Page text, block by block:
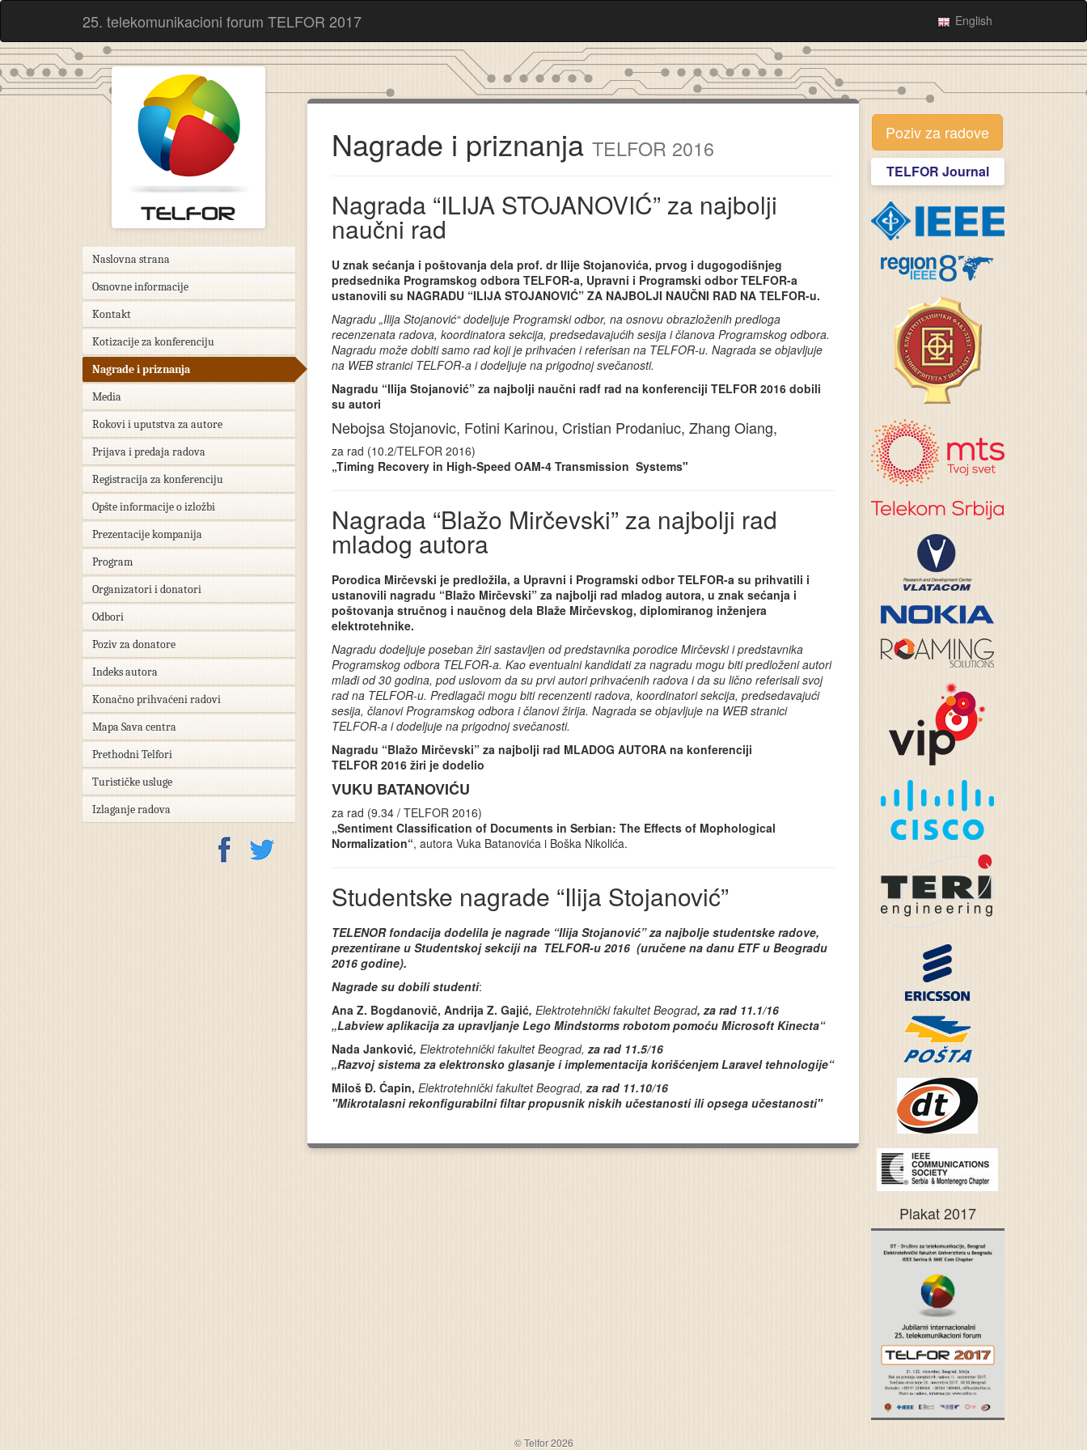
25. telekomunikacioni forum TELFOR 2017 English
Naslovna strana
Osnovne informacije
Kontakt
Kotizacije za konferenciju
Nagrade i priznanja
Media
Rokovi i uputstva za autore
Prijava i predaja radova
Registracija za konferenciju
Opšte informacije o izložbi
Prezentacije kompanija
Program
Organizatori i donatori
Odbori
Poziv za donatore
Indeks autora
Konačno prihvaćeni radovi
Mapa Sava centra
Prethodni Telfori
Turističke usluge
Izlaganje radova
Nagrade i priznanja TELFOR 2016
Nagrada “ILIJA STOJANOVIĆ” za najbolji
naučni rad
U znak sećanja i poštovanja dela prof. dr Ilije Stojanovića, prvog i dugogodišnjeg
predsednika Programskog odbora TELFOR-a, Upravni i Programski odbor TELFOR-a
ustanovili su NAGRADU “ILIJA STOJANOVIĆ” ZA NAJBOLJI NAUČNI RAD NA TELFOR-u.
Nagradu „Ilija Stojanović“ dodeljuje Programski odbor, na osnovu obrazloženih predloga
recenzenata radova, koordinatora sekcija, predsedavajućih sesija i članova Programskog odbora.
Nagradu može dobiti samo rad koji je prihvaćen i referisan na TELFOR-u. Nagrada se objavljuje
na WEB stranici TELFOR-a i dodeljuje na prigodnoj svečanosti.
Nagradu “Ilija Stojanović” za najbolji naučni radf rad na konferenciji TELFOR 2016 dobili
su autori
Nebojsa Stojanovic, Fotini Karinou, Cristian Prodaniuc, Zhang Oiang,
za rad (10.2/TELFOR 2016)
„Timing Recovery in High-Speed OAM-4 Transmission Systems"
Nagrada “Blažo Mirčevski” za najbolji rad
mladog autora
Porodica Mirčevski je predložila, a Upravni i Programski odbor TELFOR-a su prihvatili i
ustanovili nagradu “Blažo Mirčevski” za najbolji rad mladog autora, u znak sećanja i
poštovanja stručnog i naučnog dela Blaže Mirčevskog, diplomiranog inženjera
elektrotehnike.
Nagradu dodeljuje poseban žiri sastavljen od predstavnika porodice Mirčevski i predstavnika
Programskog odbora TELFOR-a. Kao eventualni kandidati za nagradu mogu biti predloženi autori
mlađi od 30 godina, pod uslovom da su prvi autori prihvaćenih radova i da su lično referisali svoj
rad na TELFOR-u. Predlagači mogu biti recenzenti radova, koordinatori sekcija, predsedavajući
sesija, članovi Programskog odbora i članovi žirija. Nagrada se objavljuje na WEB stranici
TELFOR-a i dodeljuje na prigodnoj svečanosti.
Nagradu “Blažo Mirčevski” za najbolji rad MLADOG AUTORA na konferenciji
TELFOR 2016 žiri je dodelio
VUKU BATANOVIĆU
za rad (9.34 / TELFOR 2016)
„Sentiment Classification of Documents in Serbian: The Effects of Mophological
Normalization“, autora Vuka Batanovića i Boška Nikolića.
Studentske nagrade “Ilija Stojanović”
TELENOR fondacija dodelila je nagrade “Ilija Stojanović” za najbolje studentske radove,
prezentirane u Studentskoj sekciji na TELFOR-u 2016 (uručene na danu ETF u Beogradu
2016 godine).
Nagrade su dobili studenti:
Ana Z. Bogdanovič, Andrija Z. Gajić, Elektrotehnički fakultet Beograd, za rad 11.1/16
„Labview aplikacija za upravljanje Lego Mindstorms robotom pomoću Microsoft Kinecta“
Nada Janković, Elektrotehnički fakultet Beograd, za rad 11.5/16
„Razvoj sistema za elektronsko glasanje i implementacija korišćenjem Laravel tehnologije“
Miloš Đ. Ćapin, Elektrotehnički fakultet Beograd,za rad 11.10/16
"Mikrotalasni rekonfigurabilni filtar propusnik niskih učestanosti ili opsega učestanosti"
Poziv za radove
TELFOR Journal
Plakat 2017
© Telfor 2026